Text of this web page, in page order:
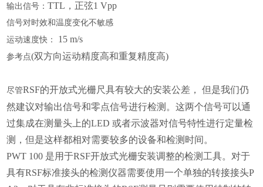
输出信号：TTL，正弦1 Vpp
信号对时效和温度变化不敏感
运动速度快：
15 m/s
参考点(双方向运动精度高和重复精度高)
尽管RSF的开放式光栅尺具有较大的安装公差， 但是我们仍
然建议对输出信号和零点信号进行检测。这两个信号可以通
过集成在测量头上的LED 或者示波器对信号特性进行定量检
测，但是这样都相对需要较多的设备和检测时间。
PWT 100 是用于RSF开放式光栅安装调整的检测工具。对于
具有RSF标准接头的检测仪器需要使用一个单独的转接接头P